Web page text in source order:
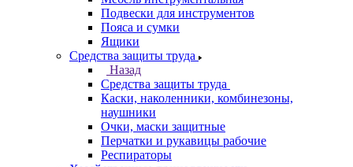
Подвески для инструментов
Пояса и сумки
Ящики
Средства защиты труда
Назад
Средства защиты труда
Каски, наколенники, комбинезоны,
наушники
Очки, маски защитные
Перчатки и рукавицы рабочие
Респираторы